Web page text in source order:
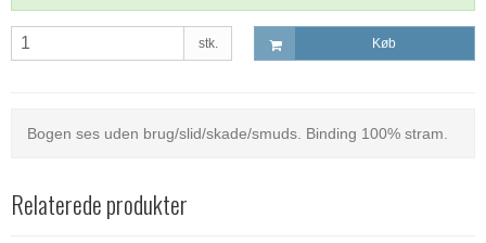
stk. Køb
Bogen ses uden brug/slid/skade/smuds. Binding 100% stram.
Relaterede produkter